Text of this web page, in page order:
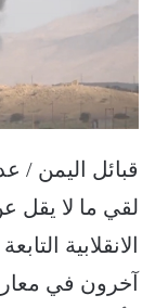
قبائل اليمن /
الانقلابية
آخرون في